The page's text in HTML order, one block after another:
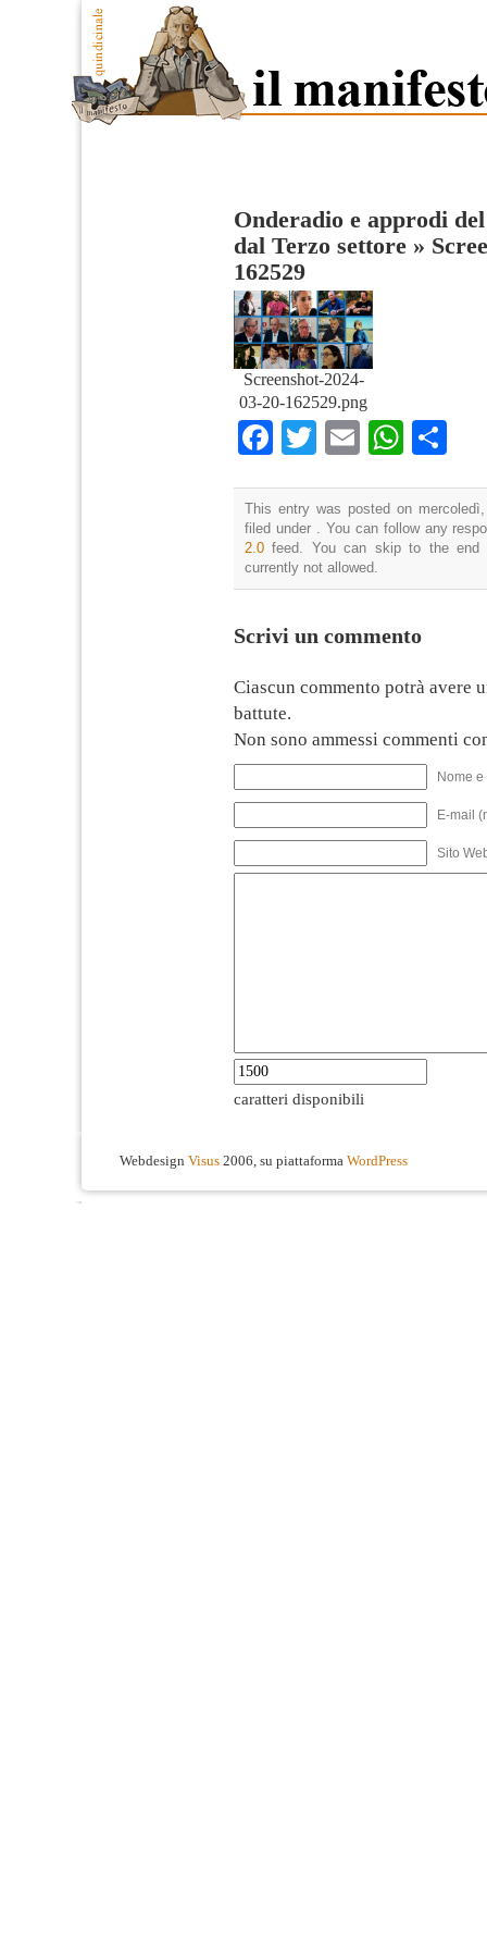
Onderadio e approdi
dal Terzo settore »
162529
Screenshot-2024-
03-20-162529.png
Facebook
Twitter
Email
This entry was posted on
filed under . You can follow any
2.0 feed. You can skip to the end
currently not allowed.
Scrivi un commento
Ciascun commento potrà avere
battute.
Non sono ammessi commenti
Nome
E-mail
Sito
caratteri disponibili
Webdesign Visus 2006, su piattaforma WordPress